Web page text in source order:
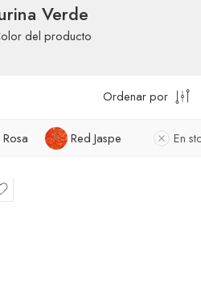
Verde
del producto
Ordenar por
Red Jaspe En